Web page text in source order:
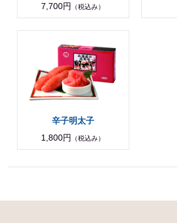
7,700円
（税込み）
辛子明太子
1,800円
（税込み）